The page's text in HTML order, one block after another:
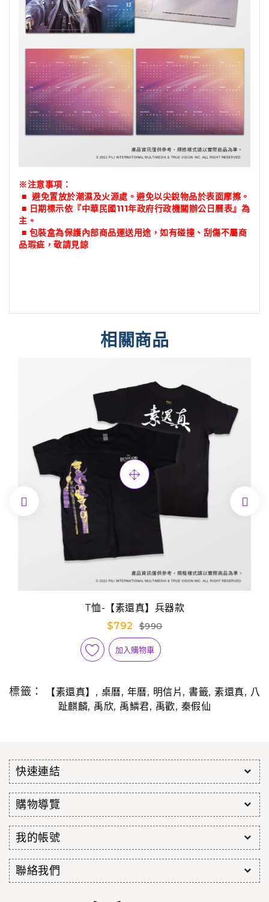
※注意事項：
■ 避免置放於潮濕及火源處。避免以尖銳物品於表面摩擦。
■ 日期標示依『中華民國111年政府行政機關辦公日曆表』為
主 。
■ 包裝盒為保護內部商品運送用途，如有碰撞、刮傷不屬商
品瑕疵，敬請見諒
相關商品
T恤-【素還真】兵器款
$792
$990
加入購物車
 
標籤： 【素還真】 , 桌曆, 年曆, 明信片 , 書籤, 素還真, 八
趾麒麟, 禹欣, 禹鱗君, 禹歡, 秦假仙
快速連結
購物導覽
我的帳號
聯絡我們